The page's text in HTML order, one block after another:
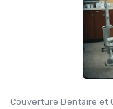
Couverture Dentaire et